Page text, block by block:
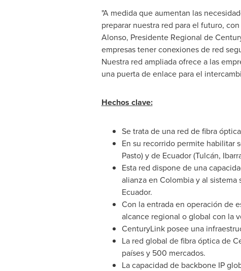
"A medida que aumentan las
preparar nuestra red para el futuro,
Alonso, Presidente Regional de
empresas tener conexiones de red
Nuestra red ampliada ofrece a las
una puerta de enlace para el
Hechos clave:
Se trata de una red de fibra
En su recorrido permite habilitar
Pasto) y de Ecuador(Tulcán,
Esta red dispone de una
alianza en Colombiay al sistema
Ecuador.
Con la entrada en operación de
alcance regional o global con la
CenturyLink posee una
La red global de fibra óptica de
países y 500 mercados.
La capacidad de backbone IP